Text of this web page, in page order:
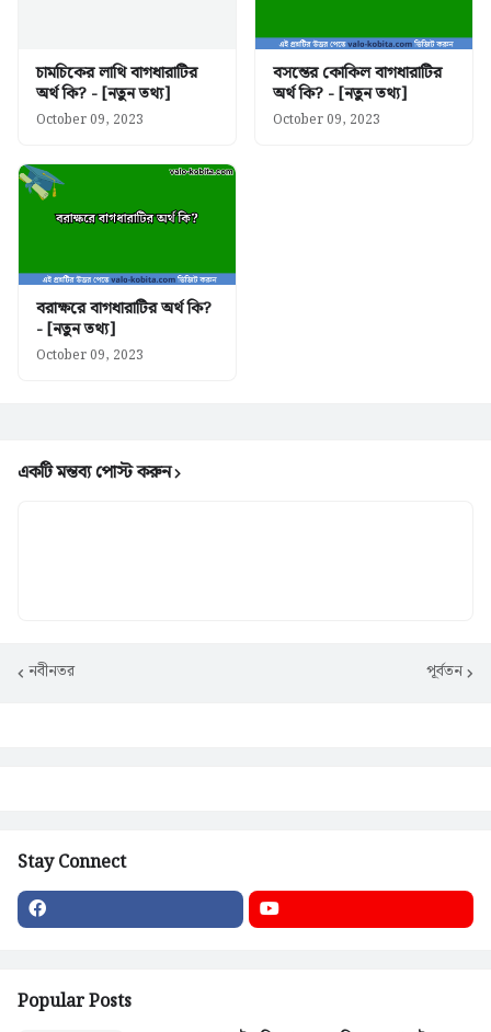
চামচিকের লাথি বাগধারাটির
অর্থ কি? - [নতুন তথ্য]
October 09, 2023
বসন্তের কোকিল বাগধারাটির
অর্থ কি? - [নতুন তথ্য]
October 09, 2023
বরাক্ষরে বাগধারাটির অর্থ কি?
- [নতুন তথ্য]
October 09, 2023
একটি মন্তব্য পোস্ট করুন
নবীনতর পূর্বতন
Stay Connect
Popular Posts